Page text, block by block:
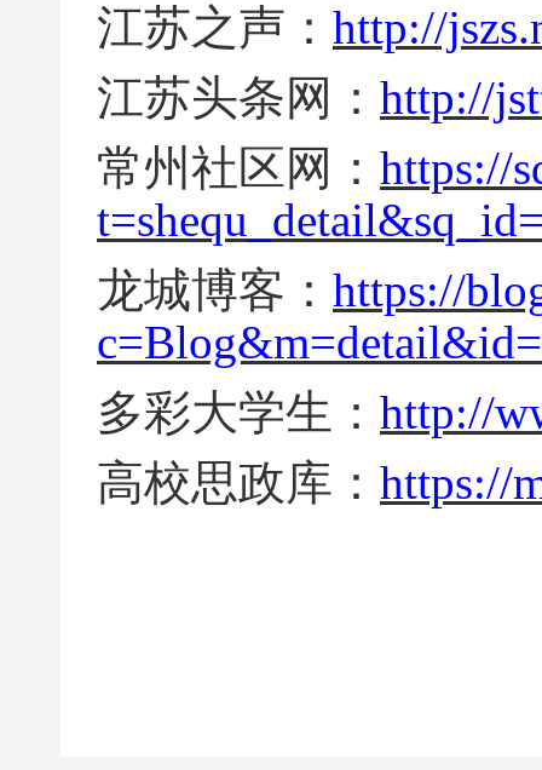
江苏之声： http://
江苏头条网： http://
常州社区网： https://
龙城博客： https://
多彩大学生： http://
高校思政库： https://